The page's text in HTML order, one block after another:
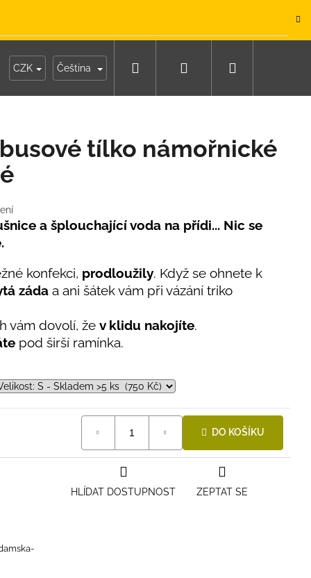
Moje objednávka
CZK Čeština Hledat Přihlášení
tílko námořnické
a šplouchající voda na přídi... Nic se
konfekci, prodloužily. Když se ohnete k
záda a ani šátek vám při vázání triko
vám dovolí, že v klidu nakojíte.
pod širší ramínka.
DO KOŠÍKU
ZEPTAT SE
HLÍDAT DOSTUPNOST
NÁMOŘNICKÉ